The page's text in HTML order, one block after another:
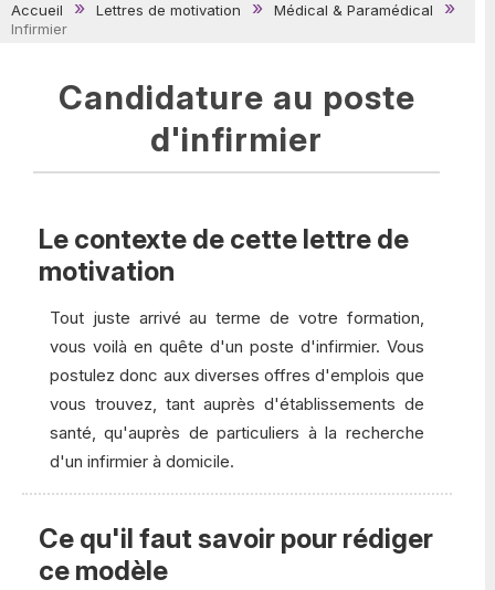
Accueil Lettres de motivation
Médical & Paramédical
Infirmier
Candidature au poste
d'infirmier
Le contexte de cette lettre de
motivation
Tout juste arrivé au terme de votre formation,
vous voilà en quête d'un poste d'infirmier. Vous
postulez donc aux diverses offres d'emplois que
vous trouvez, tant auprès d'établissements de
santé, qu'auprès de particuliers à la recherche
d'un infirmier à domicile.
Ce qu'il faut savoir pour rédiger
ce modèle